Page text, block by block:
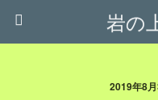
岩の
2019年8